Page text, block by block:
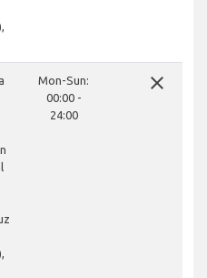
Mon-Sun:
00:00 -
24:00
close